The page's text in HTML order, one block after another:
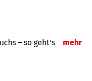
– so geht's mehr